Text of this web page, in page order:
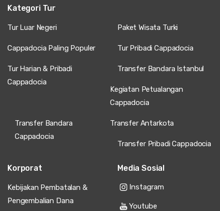
Kategori Tur
Tur Luar Negeri Paket Wisata Turki
Cappadocia Paling Populer Tur Pribadi Cappadocia
Tur Harian & Pribadi
Cappadocia
Transfer Bandara Istanbul
Kegiatan Petualangan
Cappadocia
Transfer Bandara
Cappadocia
Transfer Antarkota
Transfer Pribadi Cappadocia
Korporat
Kebijakan Pembatalan &
Pengembalian Dana
Media Sosial
Instagram
Youtube